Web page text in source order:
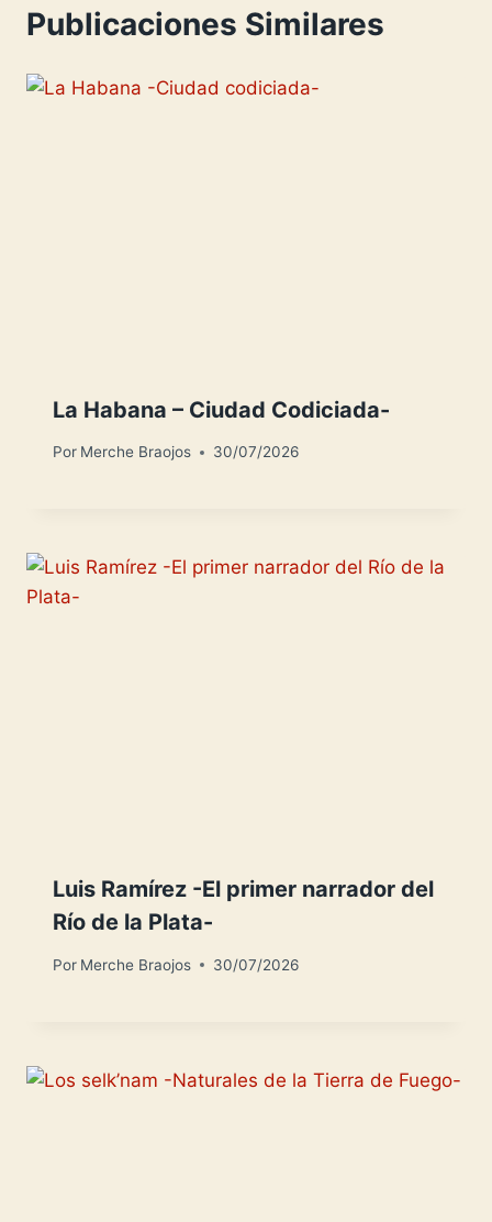
L
s
iPublicaciones Similares
La Habana – Ciudad Codiciada-
Por Merche Braojos 30/07/2026
Luis Ramírez -El primer narrador del
Río de la Plata-
Por Merche Braojos 30/07/2026